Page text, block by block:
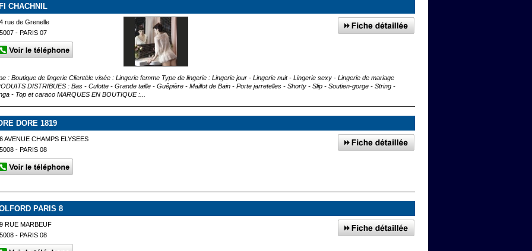
CHACHNIL
rue de Grenelle
- PARIS 07
: Boutique de lingerie Clientèle visée : Lingerie femme Type de lingerie : Lingerie jour - Lingerie nuit - Lingerie sexy - Lingerie de mariage
DISTRIBUES : Bas - Culotte - Grande taille - Guêpière - Maillot de Bain - Porte jarretelles - Shorty - Slip - Soutien-gorge - String -
- Top et caraco MARQUES EN BOUTIQUE :...
DORE 1819
AVENUE CHAMPS ELYSEES
- PARIS 08
PARIS 8
RUE MARBEUF
- PARIS 08